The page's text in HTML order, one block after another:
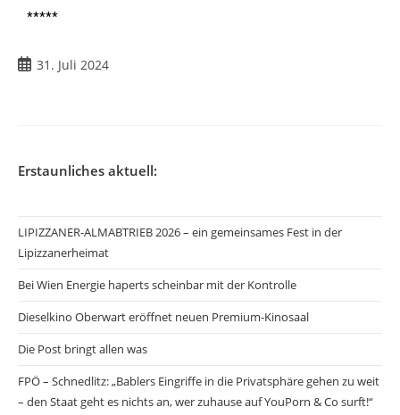
*****
31. Juli 2024
Erstaunliches aktuell:
LIPIZZANER-ALMABTRIEB 2026 – ein gemeinsames Fest in der
Lipizzanerheimat
Bei Wien Energie haperts scheinbar mit der Kontrolle
Dieselkino Oberwart eröffnet neuen Premium-Kinosaal
Die Post bringt allen was
FPÖ – Schnedlitz: „Bablers Eingriffe in die Privatsphäre gehen zu weit
– den Staat geht es nichts an, wer zuhause auf YouPorn & Co surft!“